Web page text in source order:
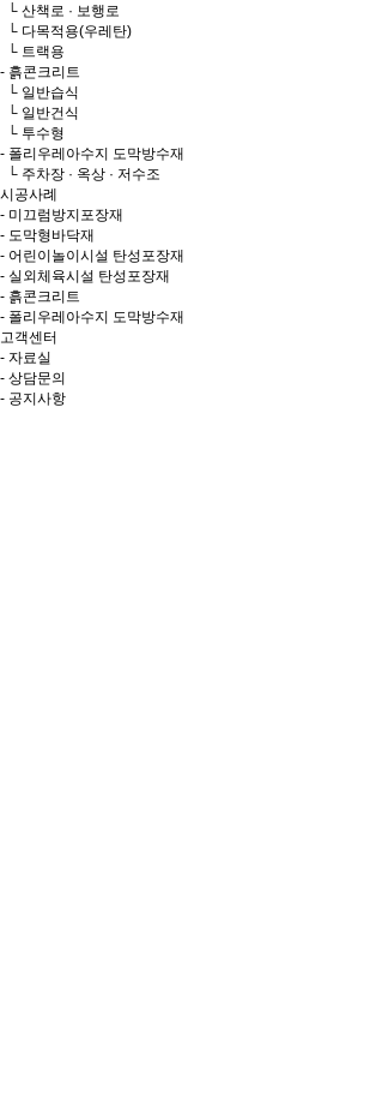
└ 산책로 · 보행로
└ 다목적용(우레탄)
└ 트랙용
- 흙콘크리트
└ 일반습식
└ 일반건식
└ 투수형
- 폴리우레아수지 도막방수재
└ 주차장 · 옥상 · 저수조
시공사례
- 미끄럼방지포장재
- 도막형바닥재
- 어린이놀이시설 탄성포장재
- 실외체육시설 탄성포장재
- 흙콘크리트
- 폴리우레아수지 도막방수재
고객센터
- 자료실
- 상담문의
- 공지사항